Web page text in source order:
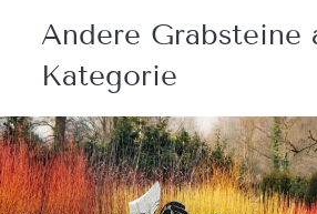
Andere Grabsteine
Kategorie